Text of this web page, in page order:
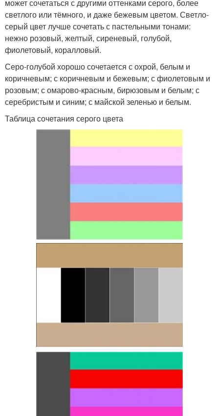
может сочетаться с другими оттенками серого, более
светлого или тёмного, и даже бежевым цветом. Светло-
серый цвет лучше сочетать с пастельными тонами:
нежно розовый, желтый, сиреневый, голубой,
фиолетовый, коралловый.
Серо-голубой хорошо сочетается с охрой, белым и
коричневым; с коричневым и бежевым; с фиолетовым и
розовым; с омарово-красным, бирюзовым и белым; с
серебристым и синим; с майской зеленью и белым.
Таблица сочетания серого цвета